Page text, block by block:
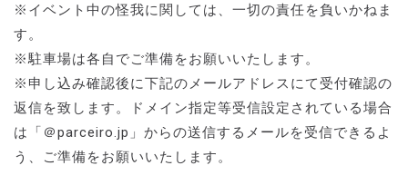
※イベント中の怪我に関しては、一切の責任を負いかねま
す。
※駐車場は各自でご準備をお願いいたします。
※申し込み確認後に下記のメールアドレスにて受付確認の
返信を致します。ドメイン指定等受信設定されている場合
は「＠parceiro.jp」からの送信するメールを受信できるよ
う、ご準備をお願いいたします。